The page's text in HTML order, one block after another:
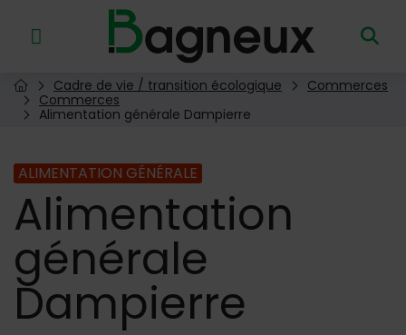
Menu de raccourcis
Retour à l'accueil
Page d'accueil du site
Cadre de vie / transition écologique
Commerces
Commerces
Alimentation générale Dampierre
ALIMENTATION GÉNÉRALE
Alimentation
générale
Dampierre